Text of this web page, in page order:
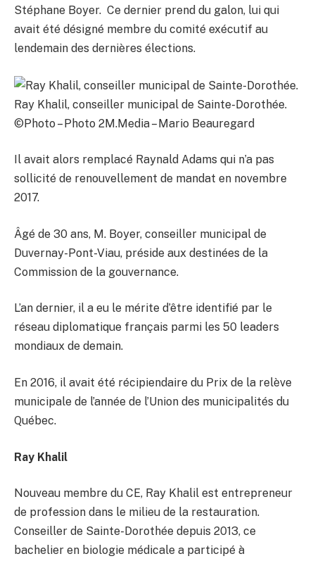
Stéphane Boyer. Ce dernier prend du galon, lui qui
avait été désigné membre du comité exécutif au
lendemain des dernières élections.
Ray Khalil, conseiller municipal de Sainte-Dorothée.
©Photo – Photo 2M.Media – Mario Beauregard
Il avait alors remplacé Raynald Adams qui n’a pas
sollicité de renouvellement de mandat en novembre
2017.
Âgé de 30 ans, M. Boyer, conseiller municipal de
Duvernay-Pont-Viau, préside aux destinées de la
Commission de la gouvernance.
L’an dernier, il a eu le mérite d’être identifié par le
réseau diplomatique français parmi les 50 leaders
mondiaux de demain.
En 2016, il avait été récipiendaire du Prix de la relève
municipale de l’année de l’Union des municipalités du
Québec.
Ray Khalil
Nouveau membre du CE, Ray Khalil est entrepreneur
de profession dans le milieu de la restauration.
Conseiller de Sainte-Dorothée depuis 2013, ce
bachelier en biologie médicale a participé à